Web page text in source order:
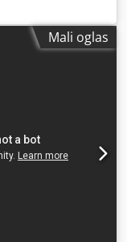
Mali oglas